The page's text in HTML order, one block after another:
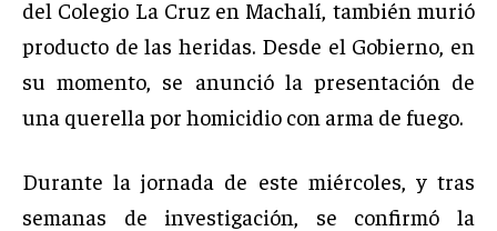
del Colegio La Cruz en Machalí, también murió
producto de las heridas. Desde el Gobierno, en
su momento, se anunció la presentación de
una querella por homicidio con arma de fuego.
Durante la jornada de este miércoles, y tras
semanas de investigación, se confirmó la